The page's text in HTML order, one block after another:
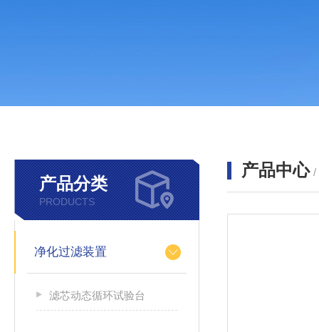
产品分类
PRODUCTS
净化过滤装置
滤芯动态循环试验台
产品中心 /